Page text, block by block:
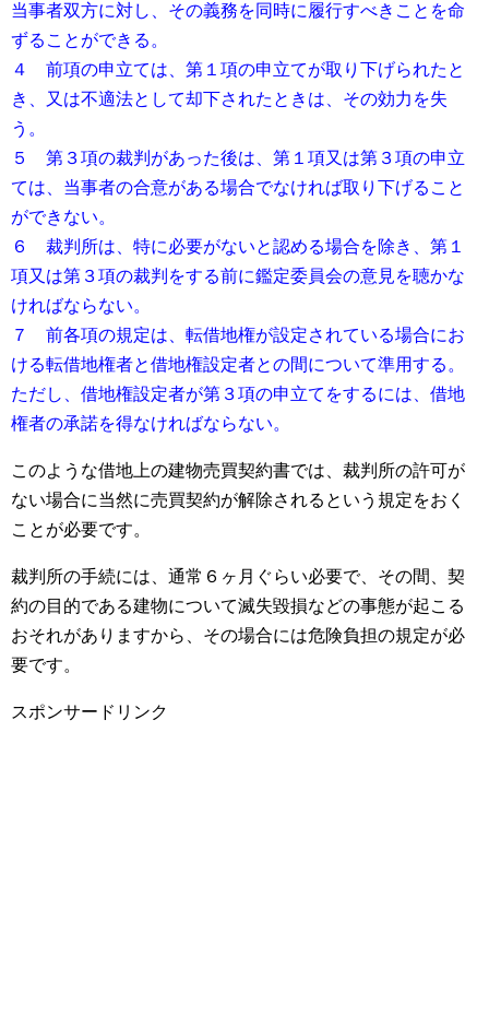
当事者双方に対し、その義務を同時に履行すべきことを命
ずることができる。
４ 前項の申立ては、第１項の申立てが取り下げられたと
き、又は不適法として却下されたときは、その効力を失
う。
５ 第３項の裁判があった後は、第１項又は第３項の申立
ては、当事者の合意がある場合でなければ取り下げること
ができない。
６ 裁判所は、特に必要がないと認める場合を除き、第１
項又は第３項の裁判をする前に鑑定委員会の意見を聴かな
ければならない。
７ 前各項の規定は、転借地権が設定されている場合にお
ける転借地権者と借地権設定者との間について準用する。
ただし、借地権設定者が第３項の申立てをするには、借地
権者の承諾を得なければならない。
このような借地上の建物売買契約書では、裁判所の許可が
ない場合に当然に売買契約が解除されるという規定をおく
ことが必要です。
裁判所の手続には、通常６ヶ月ぐらい必要で、その間、契
約の目的である建物について滅失毀損などの事態が起こる
おそれがありますから、その場合には危険負担の規定が必
要です。
スポンサードリンク